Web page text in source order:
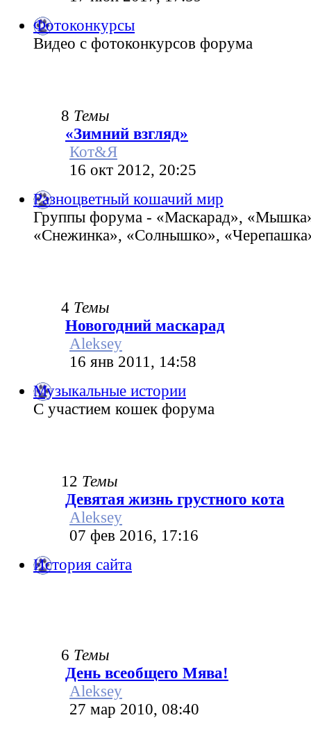
Фотоконкурсы
Видео с фотоконкурсов форума
8 Темы
«Зимний взгляд»
Кот&Я
16 окт 2012, 20:25
Разноцветный кошачий мир
Группы форума - «Маскарад»,
«Снежинка», «Солнышко»,
4 Темы
Новогодний маскарад
Aleksey
16 янв 2011, 14:58
Музыкальные истории
С участием кошек форума
12 Темы
Девятая жизнь грустного кота
Aleksey
07 фев 2016, 17:16
История сайта
6 Темы
День всеобщего Мява!
Aleksey
27 мар 2010, 08:40